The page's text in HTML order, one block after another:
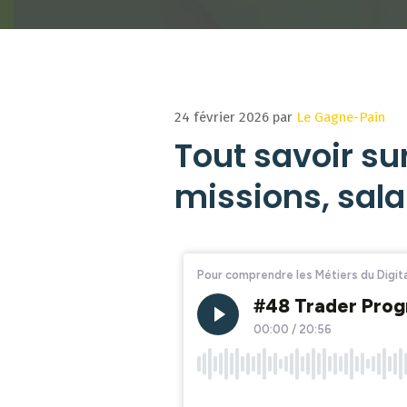
24 février 2026 par Le Gagne-Pain
Tout savoir
missions,